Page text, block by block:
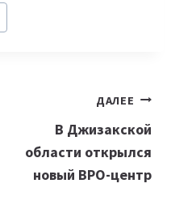
ДАЛЕЕ
В Джизакской
области открылся
новый BPO-центр